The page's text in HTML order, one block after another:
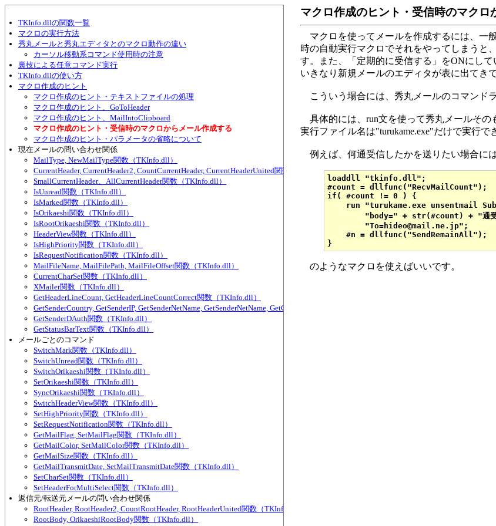
TKInfo.dllの関数一覧
マクロの実行方法
秀丸メールと秀丸エディタとのマクロ動作の違い
カーソル移動系コマンド使用時の注意
裏技による任意コマンド実行
TKInfo.dllの使い方
マクロ作成のヒント
マクロ作成のヒント・テキストファイルの処理
マクロ作成のヒント、GoToHeader
マクロ作成のヒント、MailIntoClipboard
マクロ作成のヒント・受信時のマクロからメール作成する
マクロ作成のヒント・パラメータの省略について
現在メールの問い合わせ関係
MailType, NewMailType関数（TKInfo.dll）
CurrentHeader, CurrentHeader2, CountCurrentHeader, CurrentHeaderUnited関数（TKInfo.dll）
SmallCurrentHeader、AllCurrentHeader関数（TKInfo.dll）
IsUnread関数（TKInfo.dll）
IsMarked関数（TKInfo.dll）
IsOrikaeshi関数（TKInfo.dll）
IsRootOrikaeshi関数（TKInfo.dll）
HeaderView関数（TKInfo.dll）
IsHighPriority関数（TKInfo.dll）
IsRequestNotification関数（TKInfo.dll）
MailFileName, MailFilePath, MailFileOffset関数（TKInfo.dll）
CurrentCharSet関数（TKInfo.dll）
XMailer関数（TKInfo.dll）
GetHeaderLineCount, GetHeaderLineCountCorrect関数（TKInfo.dll）
GetSenderCountry, GetSenderIP, GetSenderNetName, GetSenderNetName, GetCountryFullName関数（TKInfo.dll）
GetSenderDAuth関数（TKInfo.dll）
GetStatusBarText関数（TKInfo.dll）
メールごとのコマンド
SwitchMark関数（TKInfo.dll）
SwitchUnread関数（TKInfo.dll）
SwitchOrikaeshi関数（TKInfo.dll）
SetOrikaeshi関数（TKInfo.dll）
SyncOrikaeshi関数（TKInfo.dll）
SwitchHeaderView関数（TKInfo.dll）
SetHighPriority関数（TKInfo.dll）
SetRequestNotification関数（TKInfo.dll）
GetMailFlag, SetMailFlag関数（TKInfo.dll）
GetMailColor, SetMailColor関数（TKInfo.dll）
GetMailSize関数（TKInfo.dll）
GetMailTransmitDate, SetMailTransmitDate関数（TKInfo.dll）
SetCharSet関数（TKInfo.dll）
SetHeaderForMultiSelect関数（TKInfo.dll）
返信元/転送元メールの問い合わせ関係
RootHeader, RootHeader2, CountRootHeader, RootHeaderUnited関数（TKInfo.dll）
RootBody, OrikaeshiRootBody関数（TKInfo.dll）
マクロ作成のヒント・受信時のマクロ
マクロを使ってメールを作成するには、一
時の自動実行マクロでそれをやってしまうと
す。また、「定期的に受信する」をONにし
いきなり新規メールのエディタが表に出てき
こういう場合には、秀丸メールのコマンド
具体的には、run文を使って秀丸メールその
実行ファイル名は"turukame.exe"だけで実行で
例えば、何通受信したかを送りたい場合には
loaddll "tkinfo.dll";
#count = dllfunc("RecvMailCount");
if( #count != 0 ) {
run "turukame.exe unsentmail
"body=" + str(#count) + "通受
        "To=hideo@mail.ne.jp";
    #n = dllfunc("SendRemainAll");
のようなマクロを使えばいいです。